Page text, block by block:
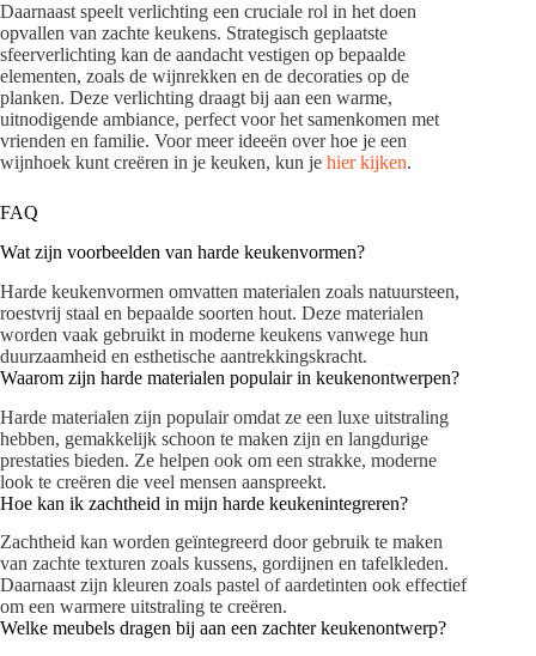
Daarnaast speelt verlichting een cruciale rol in het doen
opvallen van zachte keukens. Strategisch geplaatste
sfeerverlichting kan de aandacht vestigen op bepaalde
elementen, zoals de wijnrekken en de decoraties op de
planken. Deze verlichting draagt bij aan een warme,
uitnodigende ambiance, perfect voor het samenkomen met
vrienden en familie. Voor meer ideeën over hoe je een
wijnhoek kunt creëren in je keuken, kun je hier kijken.
FAQ
Wat zijn voorbeelden van harde keukenvormen?
Harde keukenvormen omvatten materialen zoals natuursteen,
roestvrij staal en bepaalde soorten hout. Deze materialen
worden vaak gebruikt in moderne keukens vanwege hun
duurzaamheid en esthetische aantrekkingskracht.
Waarom zijn harde materialen populair in keukenontwerpen?
Harde materialen zijn populair omdat ze een luxe uitstraling
hebben, gemakkelijk schoon te maken zijn en langdurige
prestaties bieden. Ze helpen ook om een strakke, moderne
look te creëren die veel mensen aanspreekt.
Hoe kan ik zachtheid in mijn harde keukenintegreren?
Zachtheid kan worden geïntegreerd door gebruik te maken
van zachte texturen zoals kussens, gordijnen en tafelkleden.
Daarnaast zijn kleuren zoals pastel of aardetinten ook effectief
om een warmere uitstraling te creëren.
Welke meubels dragen bij aan een zachter keukenontwerp?